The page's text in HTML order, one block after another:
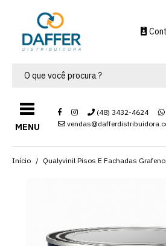
MENU
(48) 3432-4624
Início Qualyvinil Pisos E Fachadas